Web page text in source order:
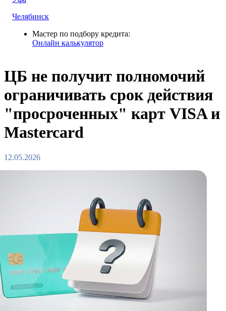
Челябинск
Мастер по подбору кредита:
Онлайн калькулятор
ЦБ не получит полномочий
ограничивать срок действия
"просроченных" карт VISA и
Mastercard
12.05.2026